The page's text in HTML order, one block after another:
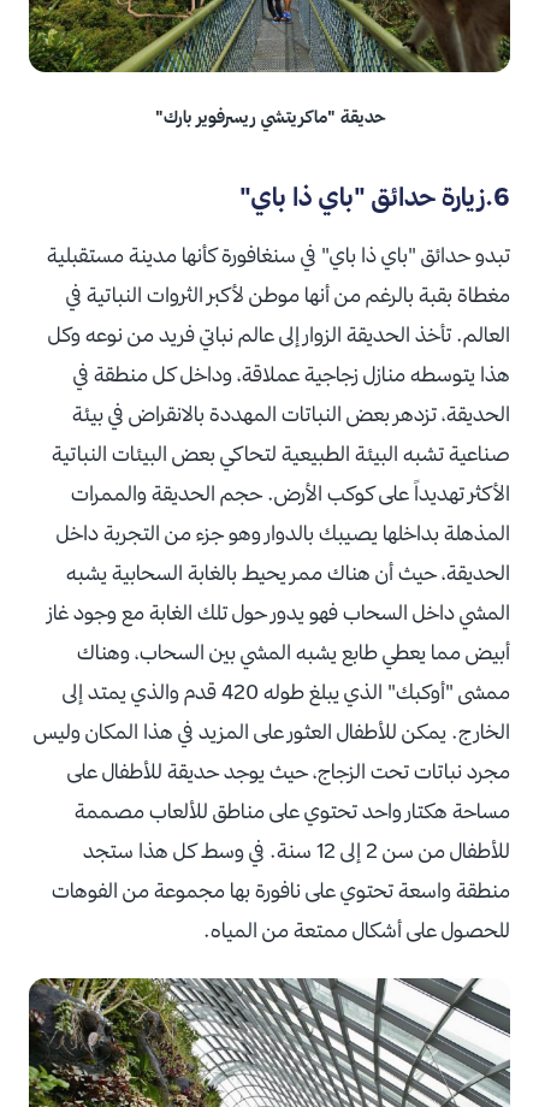
حديقة "ماكريتشي ريسرفوير بارك"
6.زيارة حدائق "باي ذا باي"
تبدو حدائق "باي ذا باي" في سنغافورة كأنها مدينة مستقبلية
مغطاة بقبة بالرغم من أنها موطن لأكبر الثروات النباتية في
العالم. تأخذ الحديقة الزوار إلى عالم نباتي فريد من نوعه وكل
هذا يتوسطه منازل زجاجية عملاقة، وداخل كل منطقة في
الحديقة، تزدهر بعض النباتات المهددة بالانقراض في بيئة
صناعية تشبه البيئة الطبيعية لتحاكي بعض البيئات النباتية
الأكثر تهديداً على كوكب الأرض. حجم الحديقة والممرات
المذهلة بداخلها يصيبك بالدوار وهو جزء من التجربة داخل
الحديقة، حيث أن هناك ممر يحيط بالغابة السحابية يشبه
المشي داخل السحاب فهو يدور حول تلك الغابة مع وجود غاز
أبيض مما يعطي طابع يشبه المشي بين السحاب، وهناك
ممشى "أوكبك" الذي يبلغ طوله 420 قدم والذي يمتد إلى
الخارج. يمكن للأطفال العثور على المزيد في هذا المكان وليس
مجرد نباتات تحت الزجاج، حيث يوجد حديقة للأطفال على
مساحة هكتار واحد تحتوي على مناطق للألعاب مصممة
للأطفال من سن 2 إلى 12 سنة. في وسط كل هذا ستجد
منطقة واسعة تحتوي على نافورة بها مجموعة من الفوهات
للحصول على أشكال ممتعة من المياه.